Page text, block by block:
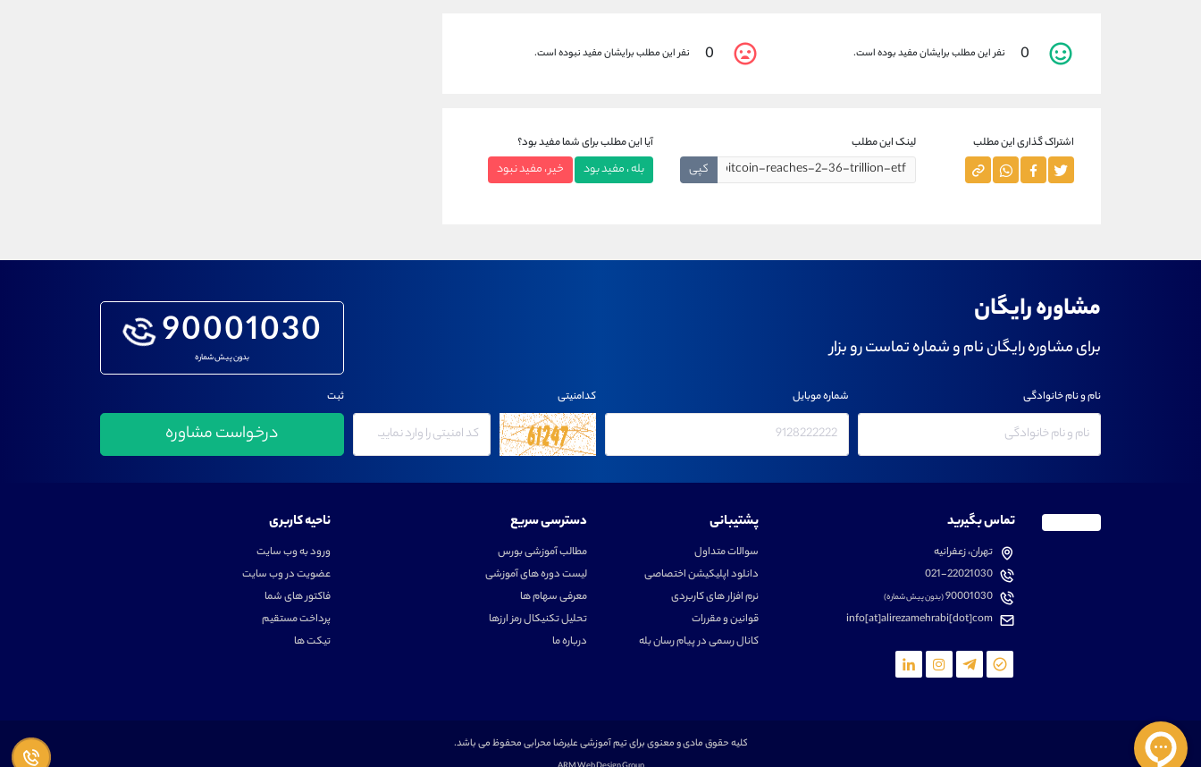
0 نفر این مطلب برایشان مفید بوده است. 0 نفر این مطلب برایشان مفید نبوده است.
اشتراک گذاری این مطلب لینک این مطلب
کپی
آیا این مطلب برای شما مفید بود؟
بله ، مفید بود خیر ، مفید نبود
مشاوره رایگان
برای مشاوره رایگان نام و شماره تماست رو بزار 90001030
بدون پیش شماره
نام و نام خانوادگی شماره موبایل کدامنیتی ثبت
تماس بگیرید
تهران، زعفرانیه
021-22021030
90001030(بدون پیش شماره)
info[at]alirezamehrabi[dot]com
پشتیبانی
سوالات متداول
دانلود اپلیکیشن اختصاصی
نرم افزار های کاربردی
قوانین و مقررات
کانال رسمی در پیام رسان بله
دسترسی سریع
مطالب آموزشی بورس
لیست دوره های آموزشی
معرفی سهام ها
تحلیل تکنیکال رمز ارزها
درباره ما
ناحیه کاربری
ورود به وب سایت
عضویت در وب سایت
فاکتور های شما
پرداخت مستقیم
تیکت ها
کلیه حقوق مادی و معنوی برای تیم آموزشی علیرضا محرابی محفوظ می باشد.